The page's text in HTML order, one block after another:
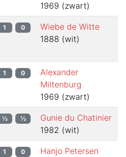
1969 (zwart)
1 0
Wiebe de Witte
1888 (wit)
1 0
Alexander
Miltenburg
1969 (zwart)
½ ½
Gunie du Chatinier
1982 (wit)
1 0
Hanjo Petersen